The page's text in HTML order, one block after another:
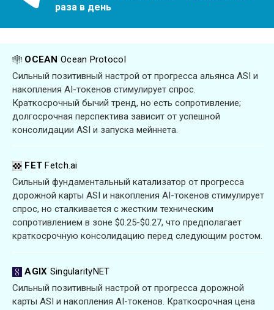
раза в день
OCEAN Ocean Protocol
Сильный позитивный настрой от прогресса альянса ASI и
накопления AI-токенов стимулирует спрос.
Краткосрочный бычий тренд, но есть сопротивление;
долгосрочная перспектива зависит от успешной
консолидации ASI и запуска мейннета.
FETFetch.ai
Сильный фундаментальный катализатор от прогресса
дорожной карты ASI и накопления AI-токенов стимулирует
спрос, но сталкивается с жестким техническим
сопротивлением в зоне $0.25-$0.27, что предполагает
краткосрочную консолидацию перед следующим ростом.
AGIX SingularityNET
Сильный позитивный настрой от прогресса дорожной
карты ASI и накопления AI-токенов. Краткосрочная цена